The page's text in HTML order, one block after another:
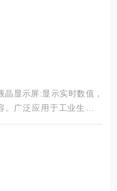
显示屏:显示实时数值，
广泛应用于工业生产现
浓度，确保员工健康和生